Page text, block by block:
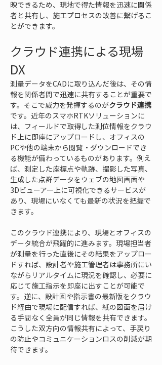
映できるため、現地で得た情報を迅速に関係
者と共有し、施工プロセスの改善に繋げるこ
とができます。
クラウド連携による現場
DX
測量データをCADに取り込んだ後は、その情
報を関係者間で迅速に共有することが重要で
す。そこで威力を発揮するのがクラウド連携
です。近年のスマホRTKソリューションに
は、フィールドで取得した測位情報をクラウ
ド上に即座にアップロードし、オフィスの
PCや他の端末から閲覧・ダウンロードでき
る機能が備わっているものがあります。例え
ば、測定した座標点や軌跡、撮影した写真、
生成した点群データをウェブの地図画面や
3Dビューアー上に可視化できるサービスが
あり、現場にいなくても最新の状況を把握で
きます。
このクラウド連携により、現場とオフィスの
データ統合が飛躍的に進みます。現場担当者
が測量を行った直後にその結果をアップロー
ドすれば、設計者や施工管理者は事務所にい
ながらリアルタイムに現況を確認し、必要に
応じて施工指示を即座に出すことが可能で
す。逆に、設計図や指示書の最新版をクラウ
ド経由で現場に配信すれば、紙の図面を届け
る手間なく全員が同じ情報を共有できます。
こうした双方向の情報共有によって、手戻り
の防止やコミュニケーションロスの削減が期
待できます。